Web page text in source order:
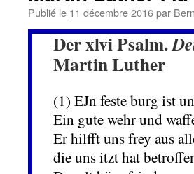
Publié le 11 décembre 2016par
Der xlvi Psalm.
Martin Luther
(1) EJn feste burg ist
Ein gute wehr und
Er hilfft uns frey aus
die uns itzt hat